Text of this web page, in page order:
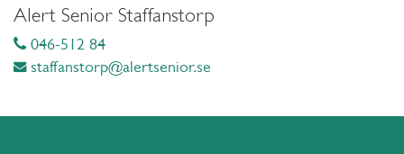
Alert Senior Staffanstorp
046-512 84
staffanstorp@alertsenior.se